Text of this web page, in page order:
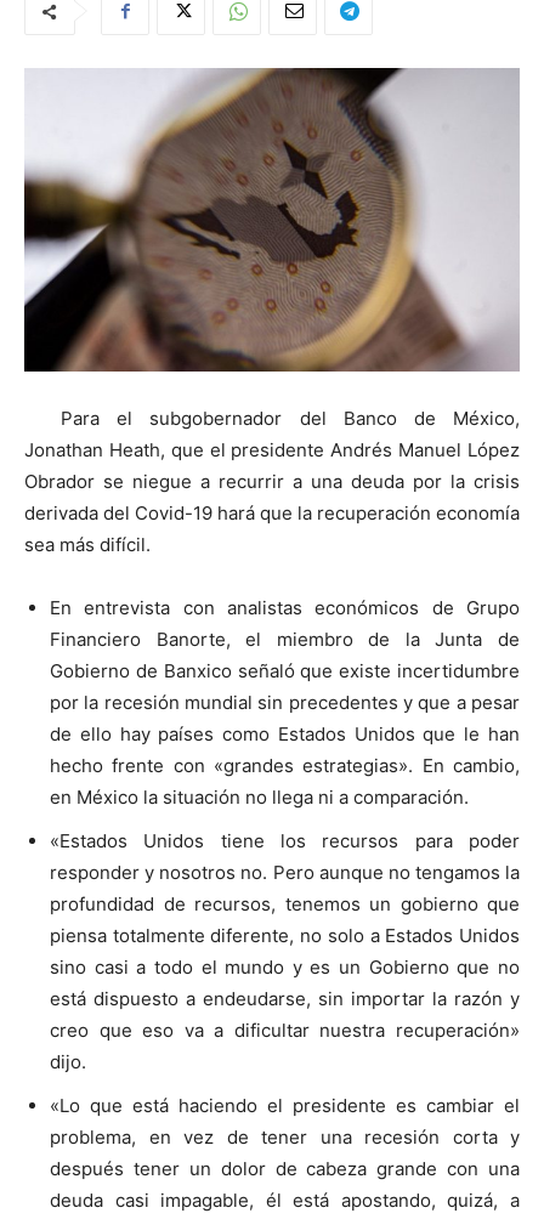
Para el subgobernador del Banco de México,
Jonathan Heath, que el presidente Andrés Manuel López
Obrador se niegue a recurrir a una deuda por la crisis
derivada del Covid-19 hará que la recuperación economía
sea más difícil.
En entrevista con analistas económicos de Grupo
Financiero Banorte, el miembro de la Junta de
Gobierno de Banxico señaló que existe incertidumbre
por la recesión mundial sin precedentes y que a pesar
de ello hay países como Estados Unidos que le han
hecho frente con «grandes estrategias». En cambio,
en México la situación no llega ni a comparación.
«Estados Unidos tiene los recursos para poder
responder y nosotros no. Pero aunque no tengamos la
profundidad de recursos, tenemos un gobierno que
piensa totalmente diferente, no solo a Estados Unidos
sino casi a todo el mundo y es un Gobierno que no
está dispuesto a endeudarse, sin importar la razón y
creo que eso va a dificultar nuestra recuperación»
dijo.
«Lo que está haciendo el presidente es cambiar el
problema, en vez de tener una recesión corta y
después tener un dolor de cabeza grande con una
deuda casi impagable, él está apostando, quizá, a